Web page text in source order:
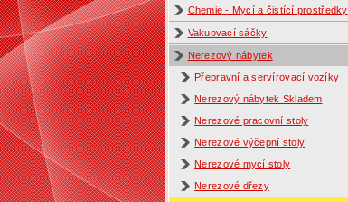
Chemie - Mycí a čistící prostředky
Vakuovací sáčky
Nerezový nábytek
Přepravní a servírovací vozíky
Nerezový nábytek Skladem
Nerezové pracovní stoly
Nerezové výčepní stoly
Nerezové mycí stoly
Nerezové dřezy